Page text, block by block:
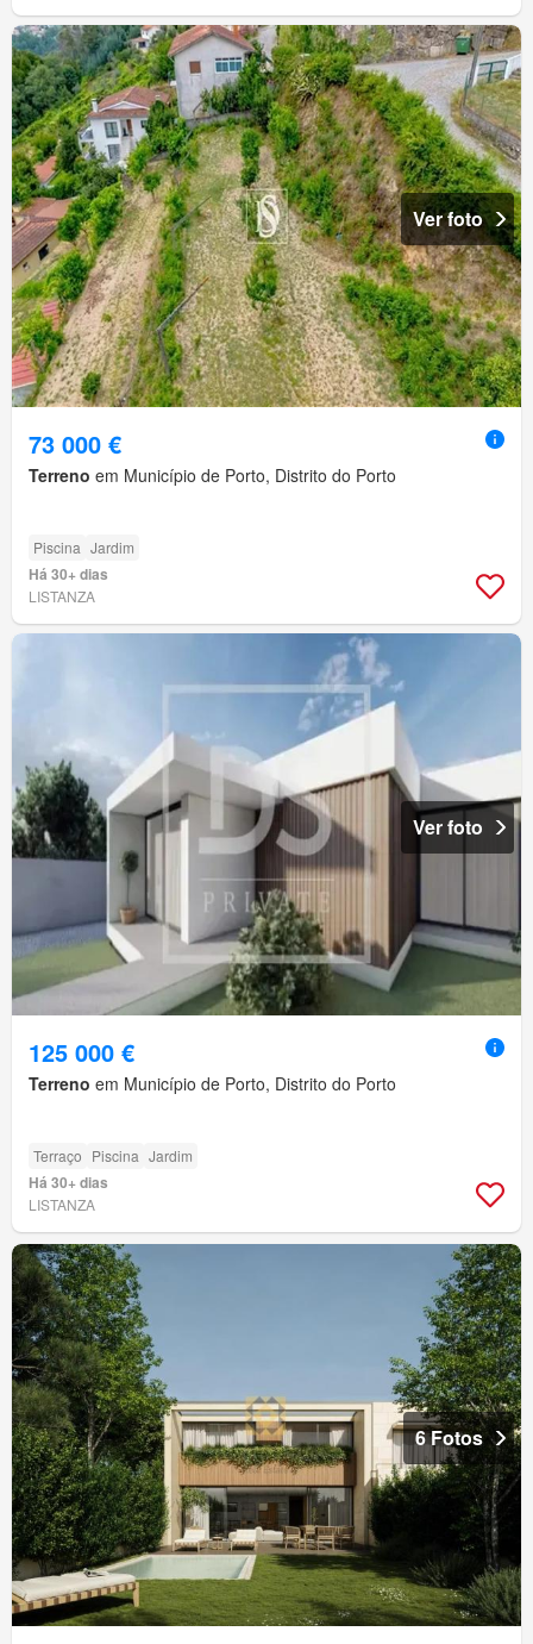
Ver foto
73 000 €
Terreno em Município de Porto, Distrito do Porto
Piscina Jardim
Há 30+ dias
LISTANZA
Ver foto
125 000 €
Terreno em Município de Porto, Distrito do Porto
Terraço Piscina Jardim
Há 30+ dias
LISTANZA
6 Fotos